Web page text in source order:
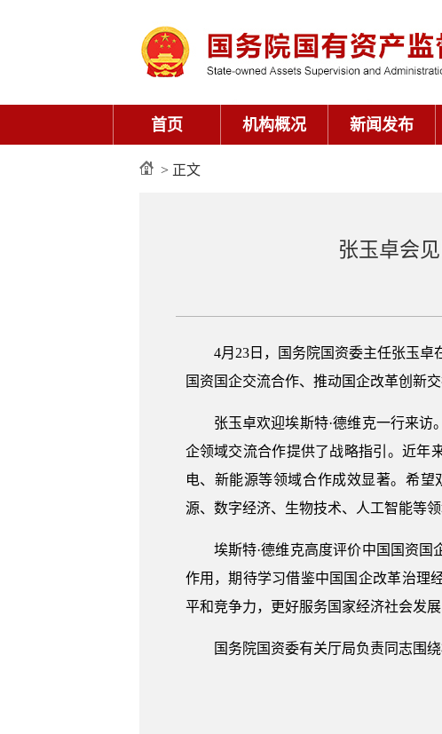
首页 机构概况 新闻发布
> 正文
张玉卓会
4月23日，国务院国资委主任张玉
国资国企交流合作、推动国企改革创新
张玉卓欢迎埃斯特·德维克一行来
企领域交流合作提供了战略指引。近年
电、新能源等领域合作成效显著。希
源、数字经济、生物技术、人工智能等
埃斯特·德维克高度评价中国国资
作用，期待学习借鉴中国国企改革治理
平和竞争力，更好服务国家经济社会发
国务院国资委有关厅局负责同志围